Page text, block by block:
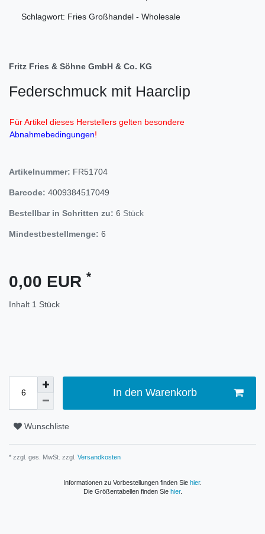
Schlagwort: Fries Großhandel - Wholesale
Fritz Fries & Söhne GmbH & Co. KG
Federschmuck mit Haarclip
Für Artikel dieses Herstellers gelten besondere
Abnahmebedingungen!
Artikelnummer: FR51704
Barcode: 4009384517049
Bestellbar in Schritten zu: 6 Stück
Mindestbestellmenge: 6
0,00 EUR *
Inhalt 1 Stück
In den Warenkorb
Wunschliste
* zzgl. ges. MwSt. zzgl. Versandkosten
Informationen zu Vorbestellungen finden Sie hier.
Die Größentabellen finden Sie hier.